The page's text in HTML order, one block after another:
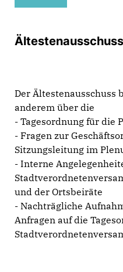
Ältestenausschuss
Der Ältestenausschuss
anderem über die
- Tagesordnung für die
- Fragen zur
Sitzungsleitung im
- Interne
und der Ortsbeiräte
- Nachträgliche
Anfragen auf die